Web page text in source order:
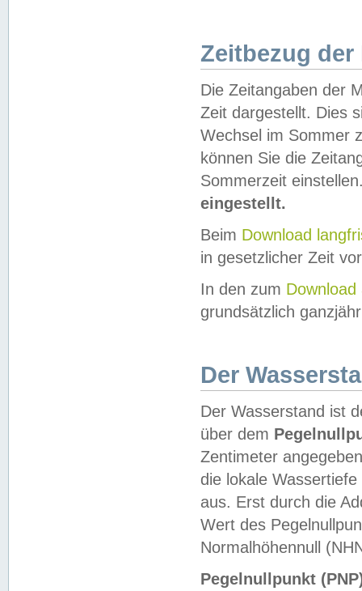
Zeitbezug der
Die Zeitangaben der
Zeit dargestellt. Dies
Wechsel im Sommer
können Sie die
Sommerzeit
eingestellt.
Beim Download
in gesetzlicher Zeit
In den zum Download
grundsätzlich
Der
Der Wasserstand ist
über dem
Zentimeter
die lokale
aus. Erst durch die
Wert des
Normalhöhennull
Pegelnullpunkt